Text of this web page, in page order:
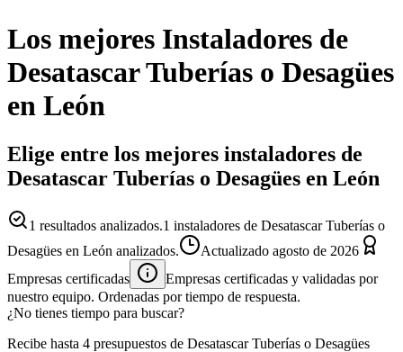
Los mejores Instaladores de
Desatascar Tuberías o Desagües
en León
Elige entre los mejores instaladores de
Desatascar Tuberías o Desagües en León
1 resultados analizados.1 instaladores de Desatascar Tuberías o
Desagües en León analizados.
Actualizado agosto de 2026
Empresas certificadas
Empresas certificadas y validadas por
nuestro equipo. Ordenadas por tiempo de respuesta.
¿No tienes tiempo para buscar?
Recibe hasta 4 presupuestos de Desatascar Tuberías o Desagües